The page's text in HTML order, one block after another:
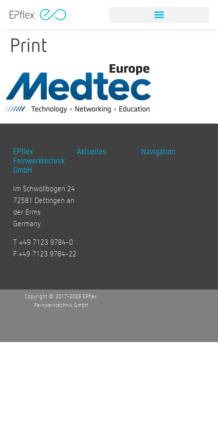
Print
EPflex
Feinwerktechnik
GmbH
Im Schwöllbogen 24
72581 Dettingen an
der Erms
Germany
T +49 7123 9784-0
F +49 7123 9784-22
Aktuelles Navigation
Copyright © 2017-2026 EPflex
Feinwerktechnik GmbH